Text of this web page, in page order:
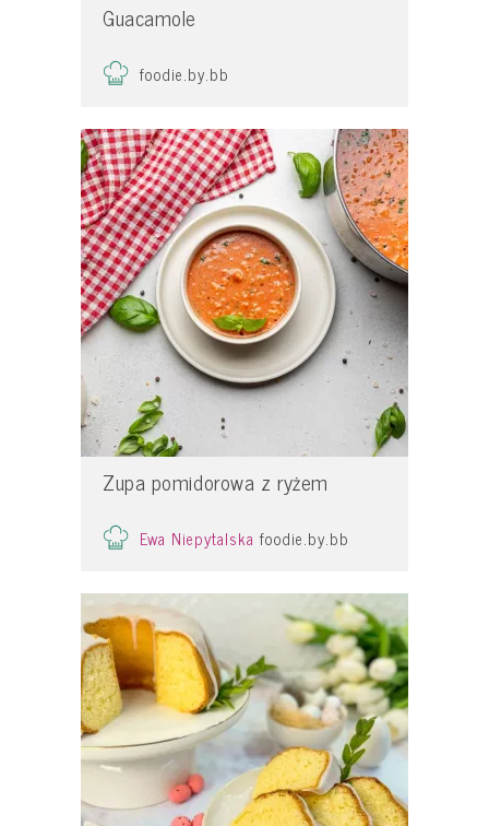
Guacamole
foodie.by.bb
Zupa pomidorowa z ryżem
Ewa Niepytalska foodie.by.bb